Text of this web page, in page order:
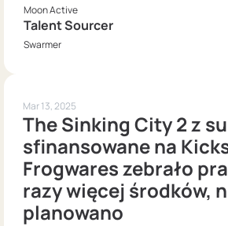
Moon Active
Talent Sourcer
Swarmer
Mar 13, 2025
The Sinking City 2 z
sfinansowane na
Frogwares zebrało
razy więcej środków,
planowano